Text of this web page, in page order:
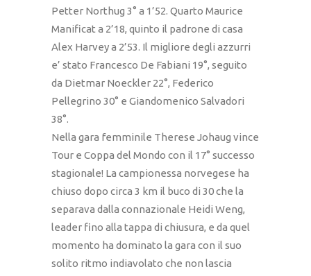
Petter Northug 3° a 1’52. Quarto Maurice
Manificat a 2’18, quinto il padrone di casa
Alex Harvey a 2’53. Il migliore degli azzurri
e’ stato Francesco De Fabiani 19°, seguito
da Dietmar Noeckler 22°, Federico
Pellegrino 30° e Giandomenico Salvadori
38°.
Nella gara femminile Therese Johaug vince
Tour e Coppa del Mondo con il 17° successo
stagionale! La campionessa norvegese ha
chiuso dopo circa 3 km il buco di 30 che la
separava dalla connazionale Heidi Weng,
leader fino alla tappa di chiusura, e da quel
momento ha dominato la gara con il suo
solito ritmo indiavolato che non lascia